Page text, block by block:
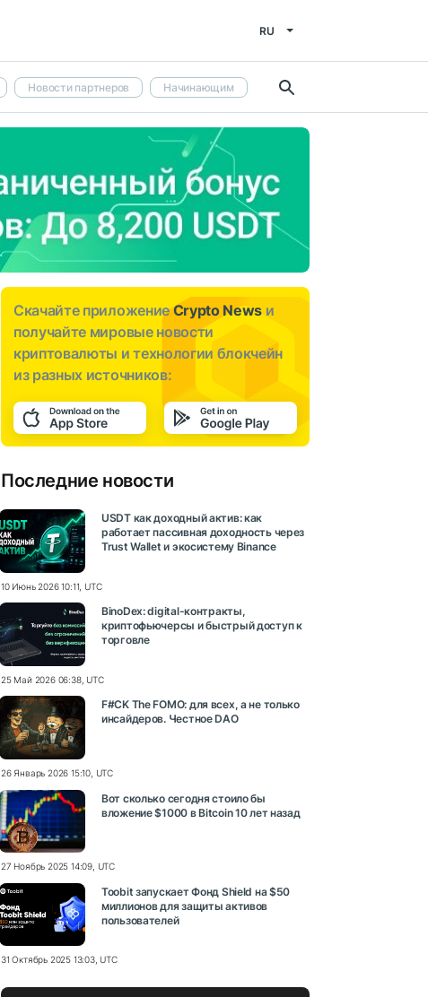
RU
Новости партнеров Начинающим
Скачайте приложениеCrypto News и
получайте мировые новости
криптовалюты и технологии блокчейн
из разных источников:
Последние новости
USDT как доходный актив: как
работает пассивная доходность через
Trust Wallet и экосистему Binance
10 Июнь 2026 10:11, UTC
BinoDex: digital-контракты,
криптофьючерсы и быстрый доступ к
торговле
25 Май 2026 06:38, UTC
F#CK The FOMO: для всех, а не только
инсайдеров. Честное DAO
26 Январь 2026 15:10, UTC
Вот сколько сегодня стоило бы
вложение $1000 в Bitcoin 10 лет назад
27 Ноябрь 2025 14:09, UTC
Toobit запускает Фонд Shield на $50
миллионов для защиты активов
пользователей
31 Октябрь 2025 13:03, UTC